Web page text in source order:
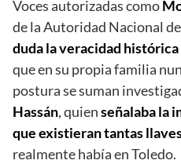
Voces autorizadas como
de la Autoridad Nacional
duda la veracidad histórica
que en su propia familia
postura se suman
Hassán, quienseñalaba la
que existieran tantas
realmente había en Toledo.